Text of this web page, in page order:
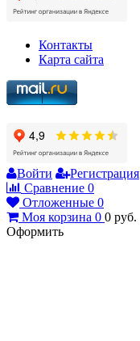
Контакты
Карта сайта
Войти
Регистрация
Сравнение 0
Отложенные 0
Моя корзина 0 0 руб.
Оформить